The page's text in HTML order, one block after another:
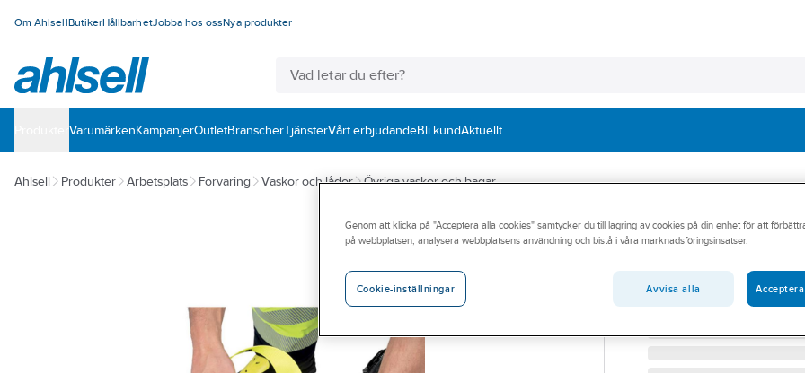
Om AhlsellButikerHållbarhetJobba hos ossNya produkter
VarumärkenKampanjerOutletBranscherTjänsterVårt erbjudandeBli kundAktuellt
Ahlsell Produkter Arbetsplats Förvaring Väskor och lådor Övriga väskor och bagar
Tvättväska
891699
Lev. artikelnr:
34-1053-26
Genom att klicka på "Acceptera alla cookies" samtycker du till lagring av cookies på din enhet för att
på webbplatsen, analysera webbplatsens användning och bistå i våra marknadsföringsinsatser.
Cookie-inställningar Avvisa alla